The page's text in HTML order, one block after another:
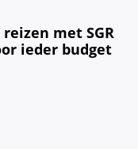
met SGR
ieder budget